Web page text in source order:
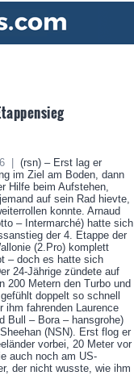
|
(rsn) – Erst lag er
im Ziel am Boden, dann
Hilfe beim Aufstehen,
auf sein Rad hievte,
konnte. Arnaud
– Intermarché) hatte sich
der 4. Etappe der
(2.Pro) komplett
– doch es hatte sich
24-Jährige zündete auf
200 Metern den Turbo und
doppelt so schnell
ihm fahrenden Laurence
Bull – Bora – hansgrohe)
(NSN). Erst flog er
vorbei, 20 Meter vor
auch noch am US-
der nicht wusste, wie ihm